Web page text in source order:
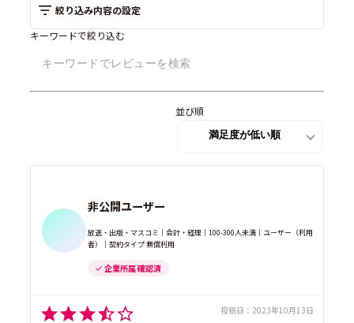
絞り込み内容の設定
キーワードで絞り込む
並び順
非公開ユーザー
放送・出版・マスコミ｜会計・経理｜100-300人未満｜ユーザー（利用
者）｜契約タイプ 無償利用
企業所属 確認済
投稿日： 2023年10月13日